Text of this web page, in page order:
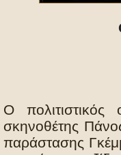
Ο
σκηνοθέτης
παράστασης